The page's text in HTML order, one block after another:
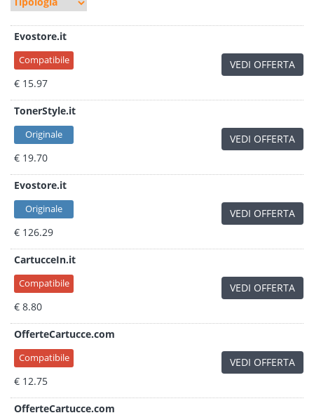
Evostore.it
Compatibile
€ 15.97
VEDI OFFERTA
TonerStyle.it
Originale
€ 19.70
VEDI OFFERTA
Evostore.it
Originale
€ 126.29
VEDI OFFERTA
CartucceIn.it
Compatibile
€ 8.80
VEDI OFFERTA
OfferteCartucce.com
Compatibile
€ 12.75
VEDI OFFERTA
OfferteCartucce.com